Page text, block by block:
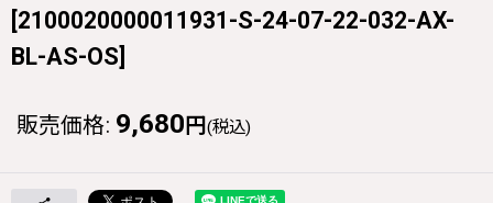
[2100020000011931-S-24-07-22-032-AX-
BL-AS-OS]
販売価格: 9,680 円 (税込)